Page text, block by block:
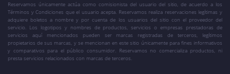
Reservamos únicamente actúa como comisionista del usuario del sitio, de acuerdo a los
Términos y Condiciones que el usuario acepta. Reservamos realiza reservaciones legítimas y
adquiere boletos a nombre y por cuenta de los usuarios del sitio con el proveedor del
servicio. Los logotipos y nombres de productos, servicios o empresas prestadoras de
servicios aquí mencionados pueden ser marcas registradas de terceros, legítimos
propietarios de sus marcas, y se mencionan en este sitio únicamente para fines informativos
y comparativos para el público consumidor. Reservamos no comercializa productos, ni
presta servicios relacionados con marcas de terceros.